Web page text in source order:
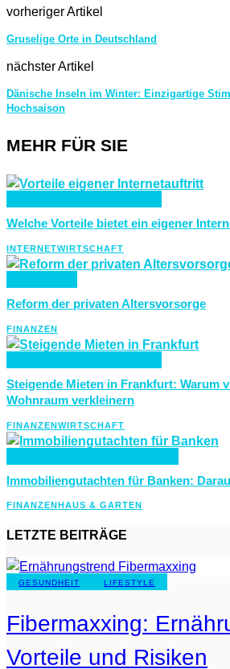
vorheriger Artikel
Gruselige Orte in Deutschland
nächster Artikel
Dänische Inseln im Winter: Einzigartige
Hochsaison
MEHR FÜR SIE
Welche Vorteile bietet ein eigener
INTERNETWIRTSCHAFT
Reform der privaten Altersvorsorge
FINANZEN
Steigende Mieten in Frankfurt: Warum
Wohnraum verkleinern
FINANZENWIRTSCHAFT
Immobiliengutachten für Banken:
FINANZEN HAUS & GARTEN
LETZTE BEITRÄGE
GESUNDHEIT LIFESTYLE
Fibermaxxing:
Vorteile und Risiken